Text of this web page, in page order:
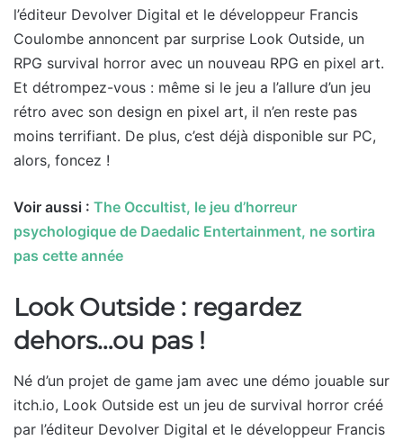
l’éditeur Devolver Digital et le développeur Francis
Coulombe annoncent par surprise Look Outside, un
RPG survival horror avec un nouveau RPG en pixel art.
Et détrompez-vous : même si le jeu a l’allure d’un jeu
rétro avec son design en pixel art, il n’en reste pas
moins terrifiant. De plus, c’est déjà disponible sur PC,
alors, foncez !
Voir aussi : The Occultist, le jeu d’horreur
psychologique de Daedalic Entertainment, ne sortira
pas cette année
Look Outside : regardez
dehors…ou pas !
Né d’un projet de game jam avec une démo jouable sur
itch.io, Look Outside est un jeu de survival horror créé
par l’éditeur Devolver Digital et le développeur Francis